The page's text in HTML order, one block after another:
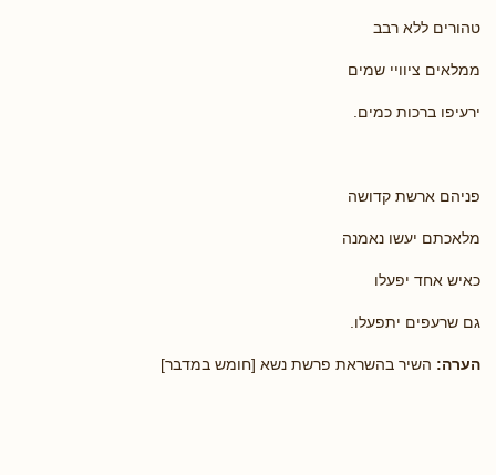
טהורים ללא רבב
ממלאים ציוויי שמים
ירעיפו ברכות כמים.
פניהם ארשת קדושה
מלאכתם יעשו נאמנה
כאיש אחד יפעלו
גם שרעפים יתפעלו.
הערה: השיר בהשראת פרשת נשא [חומש במדבר]